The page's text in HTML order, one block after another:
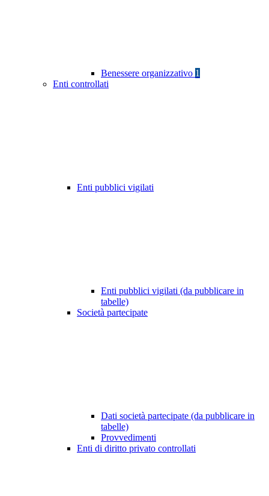
Benessere organizzativo 1
Enti controllati
Enti pubblici vigilati
Enti pubblici vigilati (da pubblicare in
tabelle)
Società partecipate
Dati società partecipate (da pubblicare in
tabelle)
Provvedimenti
Enti di diritto privato controllati